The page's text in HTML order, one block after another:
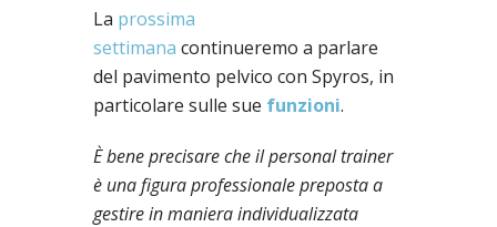
La prossima
settimana continueremo a parlare
del pavimento pelvico con Spyros, in
particolare sulle sue funzioni.
È bene precisare che il personal trainer
è una figura professionale preposta a
gestire in maniera individualizzata